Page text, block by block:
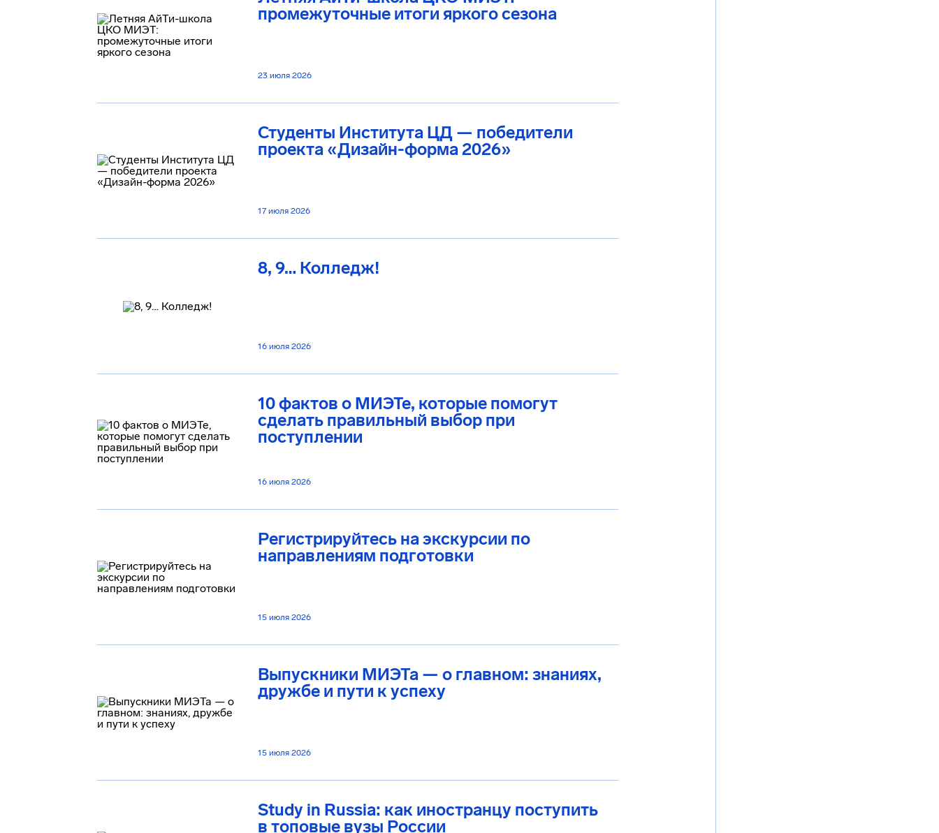
промежуточные итоги яркого сезона
23 июля 2026
Студенты Института ЦД — победители
проекта «Дизайн-форма 2026»
17 июля 2026
8, 9… Колледж!
16 июля 2026
10 фактов о МИЭТе, которые помогут
сделать правильный выбор при
поступлении
16 июля 2026
Регистрируйтесь на экскурсии по
направлениям подготовки
15 июля 2026
Выпускники МИЭТа — о главном: знаниях,
дружбе и пути к успеху
15 июля 2026
Study in Russia: как иностранцу поступить
в топовые вузы России